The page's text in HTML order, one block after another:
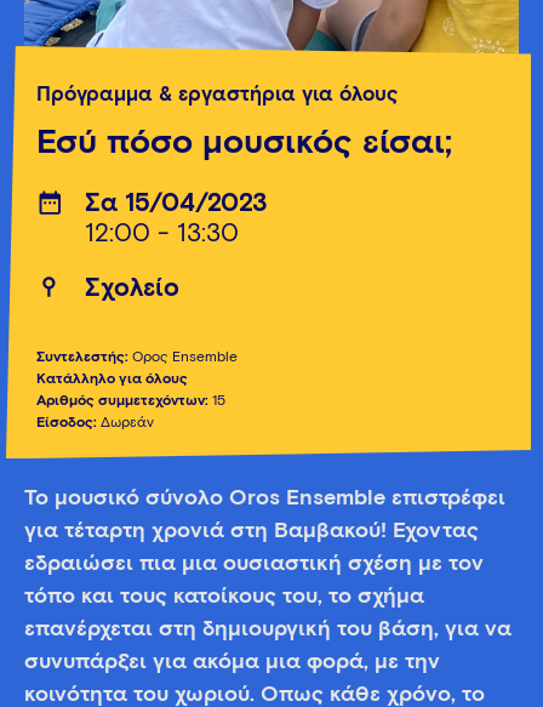
Πρόγραμμα & εργαστήρια για όλους
Εσύ πόσο μουσικός είσαι;
Σα 15/04/2023
12:00 - 13:30
Σχολείο
Συντελεστής: Όρος Ensemble
Κατάλληλο για όλους
Αριθμός συμμετεχόντων: 15
Είσοδος: Δωρεάν
Το μουσικό σύνολο Oros Ensemble επιστρέφει
για τέταρτη χρονιά στη Βαμβακού! Έχοντας
εδραιώσει πια μια ουσιαστική σχέση με τον
τόπο και τους κατοίκους του, το σχήμα
επανέρχεται στη δημιουργική του βάση, για να
συνυπάρξει για ακόμα μια φορά, με την
κοινότητα του χωριού. Όπως κάθε χρόνο, το